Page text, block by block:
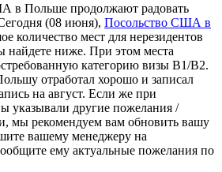
в Польше продолжают радовать
(08 июня), Посольство США в
количество мест для нерезидентов
найдете ниже. При этом места
категорию визы B1/B2.
отработал хорошо и записал
на август. Если же при
указывали другие пожелания /
мы рекомендуем вам обновить вашу
вашему менеджеру на
ему актуальные пожелания по